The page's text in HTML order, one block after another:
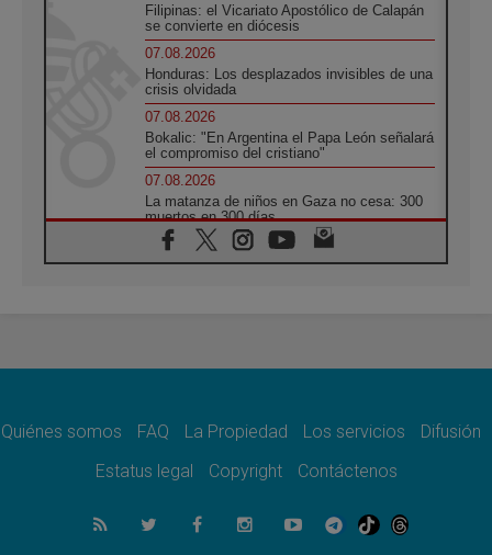
Filipinas: el Vicariato Apostólico de Calapán
se convierte en diócesis
07.08.2026
Honduras: Los desplazados invisibles de una
crisis olvidada
07.08.2026
Bokalic: "En Argentina el Papa León señalará
el compromiso del cristiano"
07.08.2026
La matanza de niños en Gaza no cesa: 300
muertos en 300 días
07.08.2026
Tagle: La guerra desfigura el mundo, solo la
como misión al servicio del Evangelio
SIGNIS 2026, dar voz a las religiosas en el
espacio público
07.08.2026
Lanzan un proyecto de empoderamiento
Quiénes somos FAQ La Propiedad Los servicios
Difusión
Estatus legal
Copyright Contáctenos